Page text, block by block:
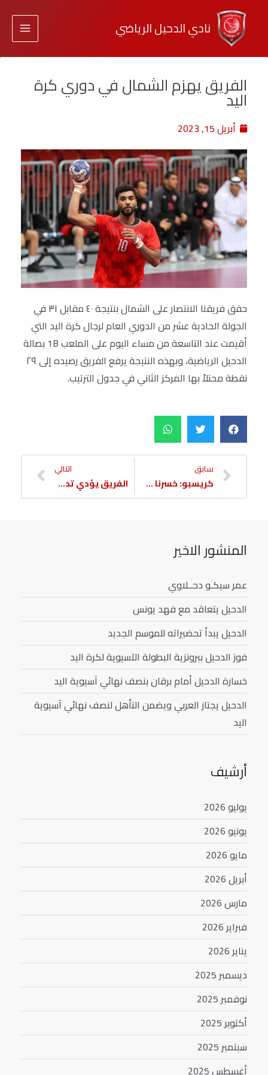
نادي الدحيل الرياضي
الفريق يهزم الشمال في دوري كرة
اليد
أبريل 15, 2023
حقق فريقنا الانتصار على الشمال بنتيجة ٤٠ مقابل ٣١ في
الجولة الحادية عشر من الدوري العام لرجال كرة اليد التي
أقيمت عند التاسعة من مساء اليوم على الملعب 1B بصالة
الدحيل الرياضية، وبهذه النتيجة يرفع الفريق رصيده إلى ٢٩
نقطة محتلاً بها المركز الثاني في جدول الترتيب.
سابق
كريسبو: خسرنا مواجهة وسنقاتل في المباريات المتبقية
التالي
الفريق يؤدي تدريبه الرئيسي للريان
المنشور الاخير
عمر سيكـو دحــلاوي
الدحيل يتعاقد مع فهد يونس
الدحيل يبدأ تحضيراته للموسم الجديد
فوز الدحيل ببرونزية البطولة الآسيوية لكرة اليد
خسارة الدحيل أمام برقان بنصف نهائي آسيوية اليد
الدحيل يجتاز العربي ويضمن التأهل لنصف نهائي آسيوية
اليد
أرشيف
يوليو 2026
يونيو 2026
مايو 2026
أبريل 2026
مارس 2026
فبراير 2026
يناير 2026
ديسمبر 2025
نوفمبر 2025
أكتوبر 2025
سبتمبر 2025
أغسطس 2025